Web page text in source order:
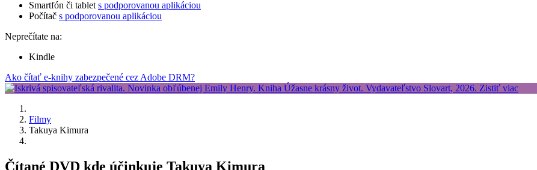
Smartfón či tablet s podporovanou aplikáciou
Počítač s podporovanou aplikáciou
Neprečítate na:
Kindle
Ako čítať e-knihy zabezpečené cez Adobe DRM?
Filmy
Takuya Kimura
Čítané DVD kde účinkuje Takuya Kimura